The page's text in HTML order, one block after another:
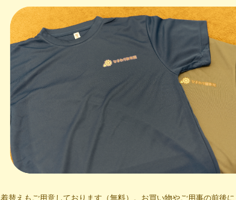
着替えもご用意しております（無料）。お買い物やご用事の前後